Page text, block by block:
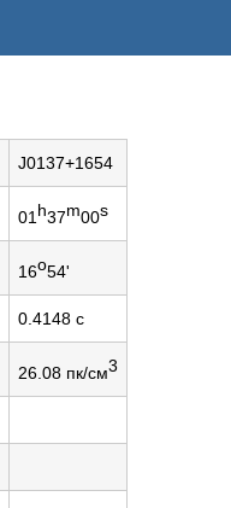
J0137+1654
01 h37m00s
16o54'
0.4148 c
26.08 пк/см3